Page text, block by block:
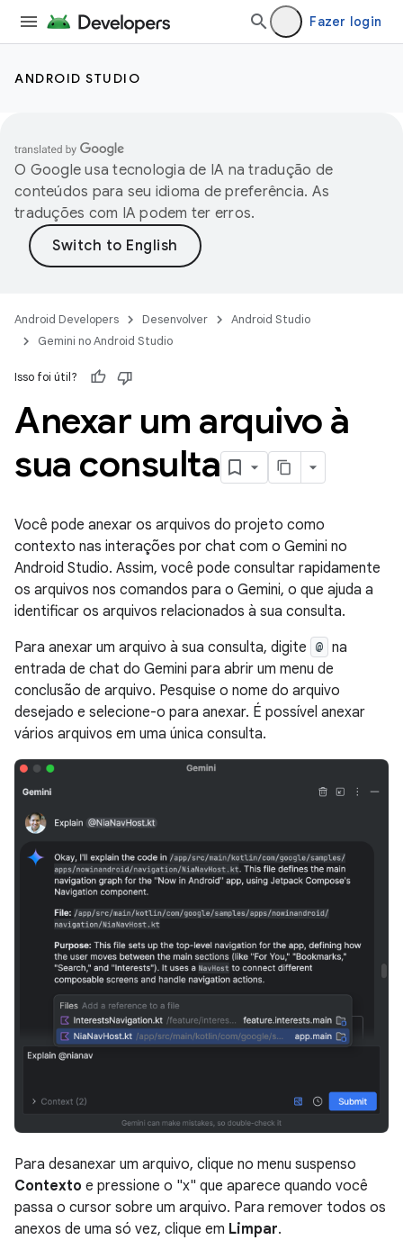
Fazer login
ANDROID STUDIO
O Google usa tecnologia de IA na tradução de
conteúdos para seu idioma de preferência. As
traduções com IA podem ter erros.
Android Developers Desenvolver
Android Studio
Gemini no Android Studio
Isso foi útil?
Anexar um arquivo à
sua consulta
Você pode anexar os arquivos do projeto como
contexto nas interações por chat com o Gemini no
Android Studio. Assim, você pode consultar rapidamente
os arquivos nos comandos para o Gemini, o que ajuda a
identificar os arquivos relacionados à sua consulta.
Para anexar um arquivo à sua consulta, digite @ na
entrada de chat do Gemini para abrir um menu de
conclusão de arquivo. Pesquise o nome do arquivo
desejado e selecione-o para anexar. É possível anexar
vários arquivos em uma única consulta.
Para desanexar um arquivo, clique no menu suspenso
Contexto e pressione o "x" que aparece quando você
passa o cursor sobre um arquivo. Para remover todos os
anexos de uma só vez, clique em Limpar.